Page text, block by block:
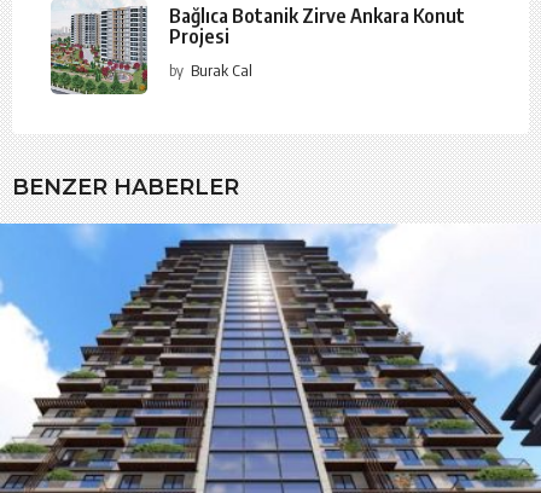
Bağlıca Botanik Zirve Ankara Konut
Projesi
by Burak Cal
BENZER HABERLER